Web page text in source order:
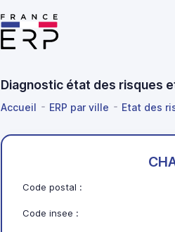
Diagnostic état des risques
Accueil ERP par ville Etat des
Code postal :
Code insee :